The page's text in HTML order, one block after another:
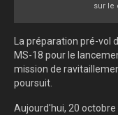
sur le
La préparation pré-vol
MS-18 pour le
mission de
poursuit.
Aujourd'hui, 20